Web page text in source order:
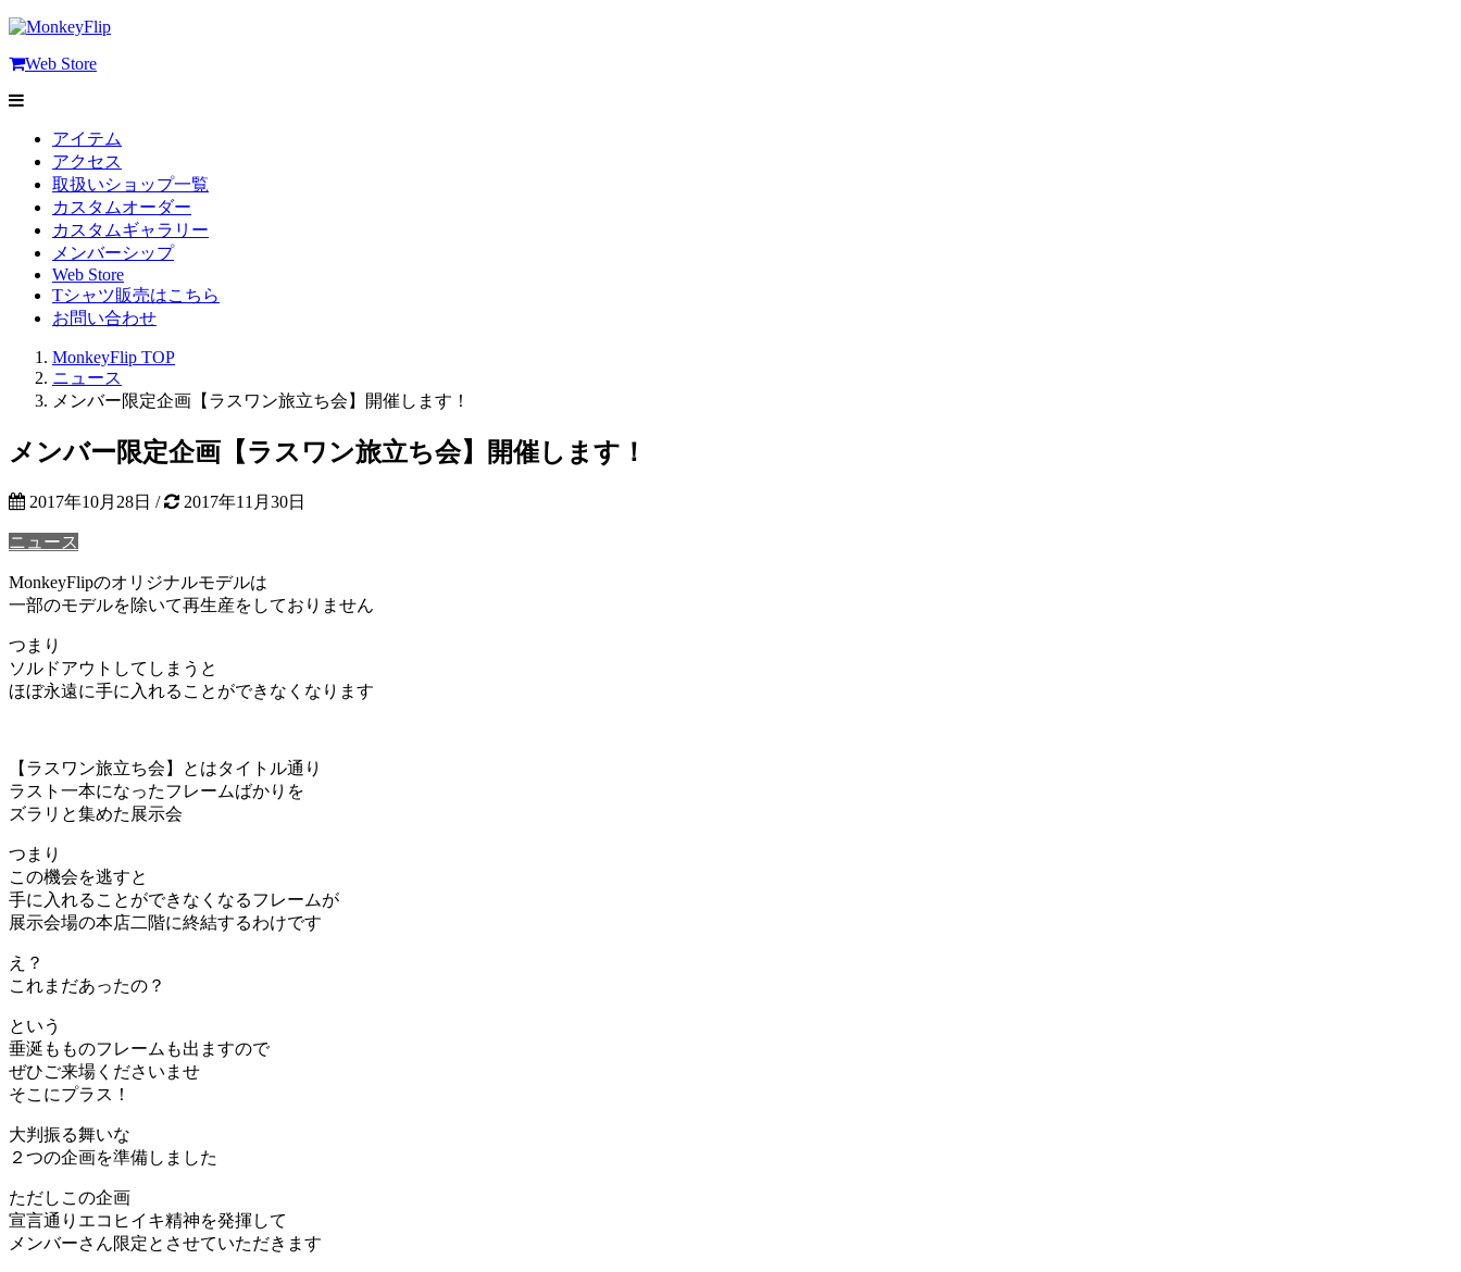
Web Store
アイテム
アクセス
取扱いショップ一覧
カスタムオーダー
カスタムギャラリー
メンバーシップ
Web Store
Tシャツ販売はこちら
お問い合わせ
MonkeyFlip TOP
ニュース
メンバー限定企画【ラスワン旅立ち会】開催します！
メンバー限定企画【ラスワン旅立ち会】開催します！
2017年10月28日 / 2017年11月30日
ニュース
MonkeyFlipのオリジナルモデルは
一部のモデルを除いて再生産をしておりません
つまり
ソルドアウトしてしまうと
ほぼ永遠に手に入れることができなくなります
【ラスワン旅立ち会】とはタイトル通り
ラスト一本になったフレームばかりを
ズラリと集めた展示会
つまり
この機会を逃すと
手に入れることができなくなるフレームが
展示会場の本店二階に終結するわけです
え？
これまだあったの？
という
垂涎もものフレームも出ますので
ぜひご来場くださいませ
そこにプラス！
大判振る舞いな
２つの企画を準備しました
ただしこの企画
宣言通りエコヒイキ精神を発揮して
メンバーさん限定とさせていただきます